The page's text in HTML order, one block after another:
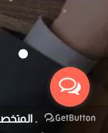
2020 - 2026 © المتخصص للتجارة و المقاولات .